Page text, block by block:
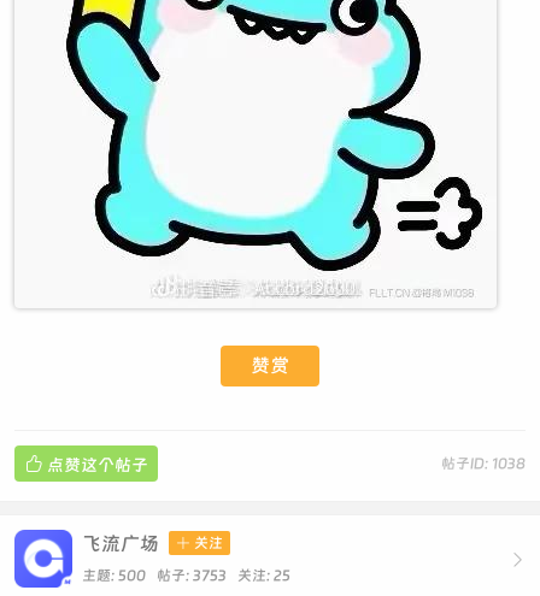
赞赏
帖子ID: 1038
 点赞这个帖子

飞流广场  关注
主题: 500 帖子: 3753 关注: 25